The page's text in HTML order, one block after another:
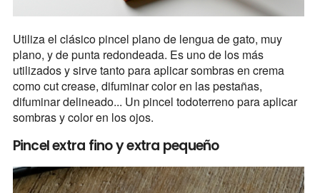
Utiliza el clásico pincel plano de lengua de gato, muy
plano, y de punta redondeada. Es uno de los más
utilizados y sirve tanto para aplicar sombras en crema
como cut crease, difuminar color en las pestañas,
difuminar delineado... Un pincel todoterreno para aplicar
sombras y color en los ojos.
Pincel extra fino y extra pequeño